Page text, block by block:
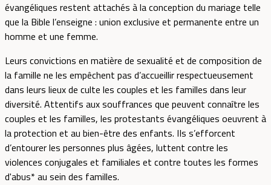
évangéliques restent attachés à la conception du mariage telle
que la Bible l’enseigne : union exclusive et permanente entre un
homme et une femme.
Leurs convictions en matière de sexualité et de composition de
la famille ne les empêchent pas d’accueillir respectueusement
dans leurs lieux de culte les couples et les familles dans leur
diversité. Attentifs aux souffrances que peuvent connaître les
couples et les familles, les protestants évangéliques oeuvrent à
la protection et au bien-être des enfants. IIs s’efforcent
d’entourer les personnes plus âgées, luttent contre les
violences conjugales et familiales et contre toutes les formes
d'abus* au sein des familles.